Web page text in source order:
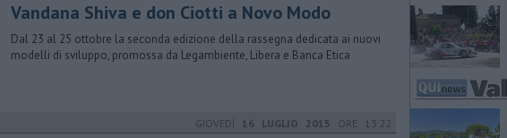
Vandana Shiva e don Ciotti a Novo Modo
Dal 23 al 25 ottobre la seconda edizione della rassegna dedicata ai nuovi
modelli di sviluppo, promossa da Legambiente, Libera e Banca Etica
GIOVEDÌ 16 LUGLIO 2015 ORE 13:22